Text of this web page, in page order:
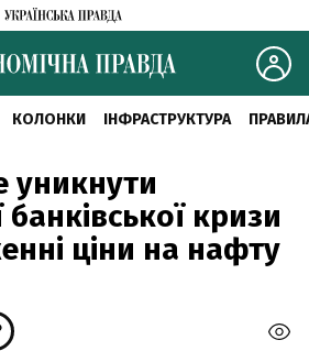
КОЛОНКИ ІНФРАСТРУКТУРА
уникнути
кризи
ціни на нафту